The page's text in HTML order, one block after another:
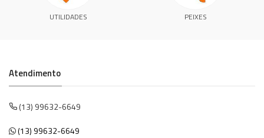
UTILIDADES PEIXES
Atendimento
(13) 99632-6649
(13) 99632-6649